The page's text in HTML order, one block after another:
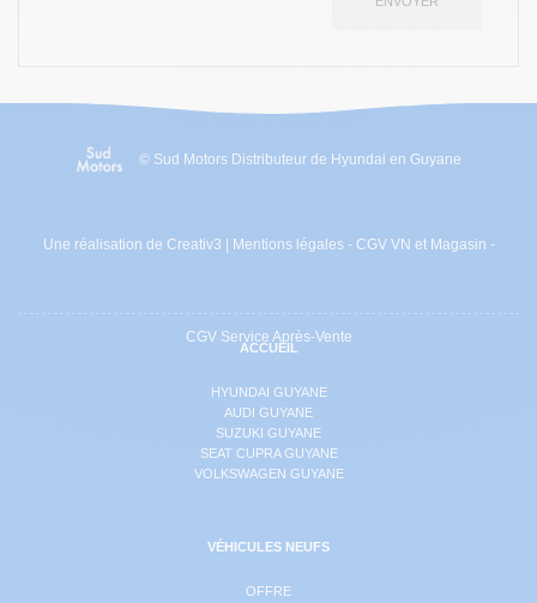
© Sud Motors Distributeur de Hyundai en Guyane
Une réalisation de Creativ3 Mentions légales- CGV VN et Magasin -
CGV Service Après-Vente
ACCUEIL
HYUNDAI GUYANE
AUDI GUYANE
SUZUKI GUYANE
SEAT CUPRA GUYANE
VOLKSWAGEN GUYANE
VÉHICULES NEUFS
OFFRE